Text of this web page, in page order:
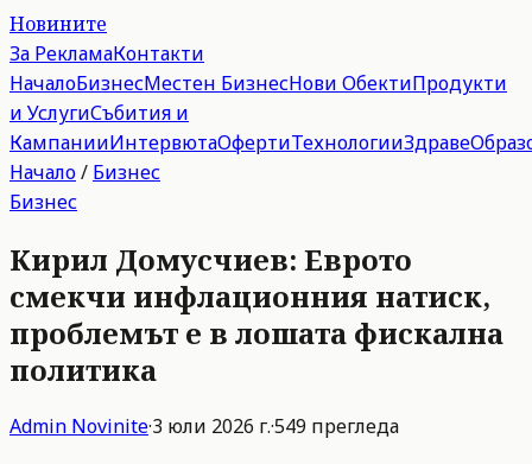
Новините
За РекламаКонтакти
НачалоБизнесМестен БизнесНови ОбектиПродукти
и УслугиСъбития и
КампанииИнтервютаОфертиТехнологииЗдраве
Начало/ Бизнес
Бизнес
Кирил Домусчиев: Еврото
смекчи инфлационния натиск,
проблемът е в лошата фискална
политика
Admin Novinite·3 юли 2026 г.·549 прегледа